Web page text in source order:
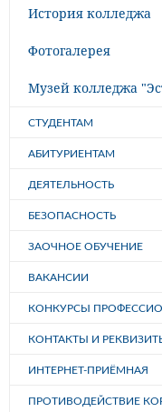
История колледжа
Фотогалерея
Музей колледжа
СТУДЕНТАМ
АБИТУРИЕНТАМ
ДЕЯТЕЛЬНОСТЬ
БЕЗОПАСНОСТЬ
ЗАОЧНОЕ ОБУЧЕНИЕ
ВАКАНСИИ
КОНКУРСЫ
КОНТАКТЫ И
ИНТЕРНЕТ-ПРИЁМНАЯ
ПРОТИВОДЕЙСТВИЕ